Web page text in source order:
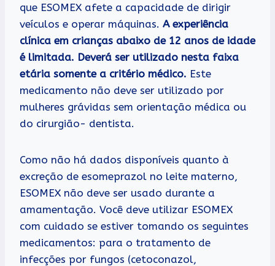
que ESOMEX afete a capacidade de dirigir
veículos e operar máquinas. A experiência
clínica em crianças abaixo de 12 anos de idade
é limitada. Deverá ser utilizado nesta faixa
etária somente a critério médico. Este
medicamento não deve ser utilizado por
mulheres grávidas sem orientação médica ou
do cirurgião- dentista.
Como não há dados disponíveis quanto à
excreção de esomeprazol no leite materno,
ESOMEX não deve ser usado durante a
amamentação. Você deve utilizar ESOMEX
com cuidado se estiver tomando os seguintes
medicamentos: para o tratamento de
infecções por fungos (cetoconazol,